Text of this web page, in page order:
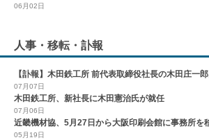
06月02日
人事・移転・訃報
【訃報】木田鉄工所 前代表取締役社長の木田庄一
07月07日
木田鉄工所、新社長に木田憲治氏が就任
07月06日
近畿機材協、5月27日から大阪印刷会館に事務所を
05月19日